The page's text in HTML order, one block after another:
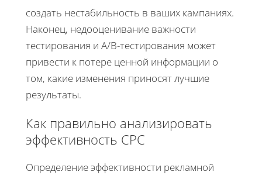
создать нестабильность в ваших кампаниях.
Наконец, недооценивание важности
тестирования и A/B-тестирования может
привести к потере ценной информации о
том, какие изменения приносят лучшие
результаты.
Как правильно анализировать
эффективность CPC
Определение эффективности рекламной